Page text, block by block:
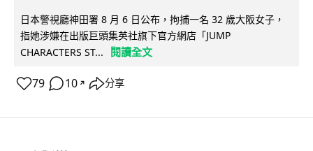
日本警視廳神田署 8 月 6 日公布，拘捕一名 32 歲大阪女子，
指她涉嫌在出版巨頭集英社旗下官方網店「JUMP
CHARACTERS ST...
閱讀全文
79 10 ↗ 分享